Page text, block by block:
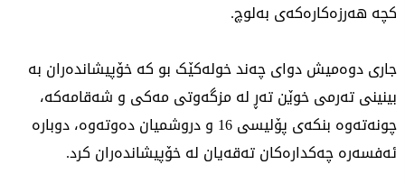
کچە هەرزەکارەکەی بەلوچ.
جاری دوەمیش دوای چەند خولەکێک بو کە خۆپیشاندەران بە
بینینی تەرمی خوێن تەڕ لە مزگەوتی مەکی و شەقامەکە،
چونەتەوە بنکەی پۆلیسی 16 و دروشمیان دەوتەوە، دوبارە
ئەفسەرە چەکدارەکان تەقەیان لە خۆپیشاندەران کرد.